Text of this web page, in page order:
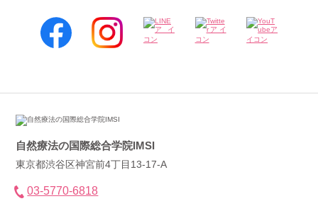
自然療法の国際総合学院IMSI
東京都渋谷区神宮前4丁目13-17-A
03-5770-6818